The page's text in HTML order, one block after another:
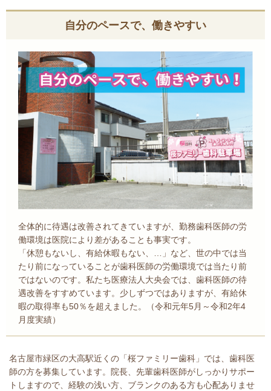
自分のペースで、働きやすい
全体的に待遇は改善されてきていますが、勤務歯科医師の労
働環境は医院により差があることも事実です。
「休憩もないし、有給休暇もない、…」など、世の中では当
たり前になっていることが歯科医師の労働環境では当たり前
ではないのです。私たち医療法人大央会では、歯科医師の待
遇改善をすすめています。少しずつではありますが、有給休
暇の取得率も50％を超えました。（令和元年5月～令和2年4
月度実績）
名古屋市緑区の大高駅近くの「桜ファミリー歯科」では、歯科医
師の方を募集しています。院長、先輩歯科医師がしっかりサポー
トしますので、経験の浅い方、ブランクのある方も心配ありませ